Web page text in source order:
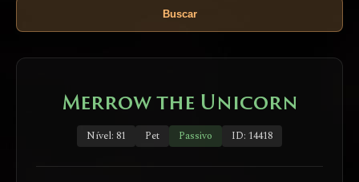
Buscar
Merrow the Unicorn
Nível: 81 Pet Passivo ID: 14418